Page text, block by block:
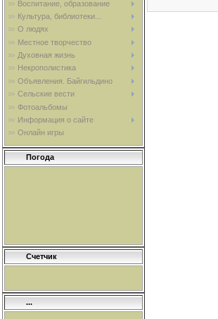
Воспитание, образование
Культура, библиотеки...
О людях
Местное творчество
Духовная жизнь
Некрополистика
Объявления. Байгильдино
Сельские вести
Фотоальбомы
Информация о сайте
Онлайн игры
Погода
Счетчик
...